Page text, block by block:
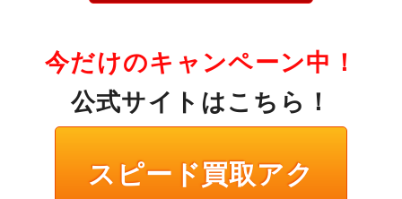
今だけのキャンペーン中！
公式サイトはこちら！
スピード買取アク